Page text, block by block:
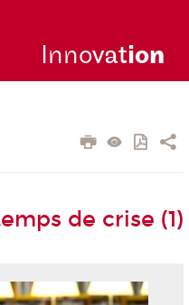
Innovation
de crise (1)